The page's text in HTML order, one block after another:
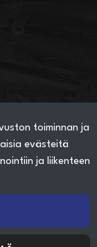
toiminnan ja
evästeitä
ja liikenteen